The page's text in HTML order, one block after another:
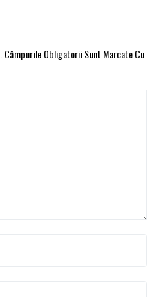
Câmpurile Obligatorii Sunt Marcate Cu